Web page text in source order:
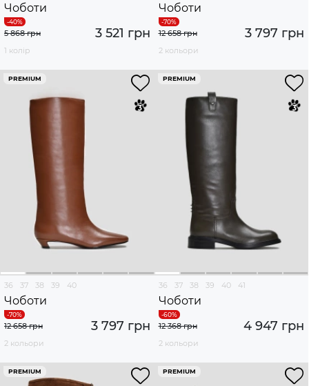
Чоботи
3 521 грн
5 868 грн
1 колір
Чоботи
3 797 грн
12 658 грн
2 кольори
PREMIUM
36 37 38 39 40
Чоботи
3 797 грн
12 658 грн
2 кольори
PREMIUM
36 37 38 39 40 41
Чоботи
4 947 грн
12 368 грн
2 кольори
PREMIUM PREMIUM